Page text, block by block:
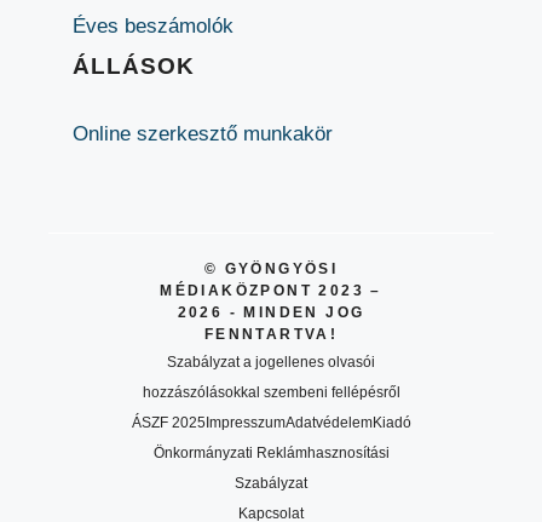
Éves beszámolók
ÁLLÁSOK
Online szerkesztő munkakör
© GYÖNGYÖSI
MÉDIAKÖZPONT 2023 –
2026 - MINDEN JOG
FENNTARTVA!
Szabályzat a jogellenes olvasói
hozzászólásokkal szembeni fellépésről
ÁSZF 2025ImpresszumAdatvédelemKiadó
Önkormányzati Reklámhasznosítási
Szabályzat
Kapcsolat